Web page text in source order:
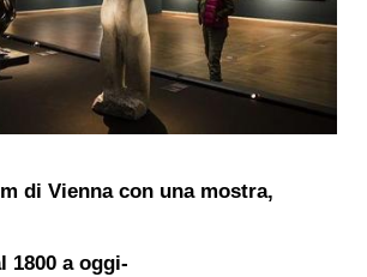
di Viennacon una mostra,
1800 a oggi-